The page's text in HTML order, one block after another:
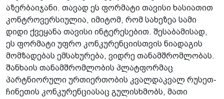
აზერბაიჯანი. თავად ეს ფორმატი თავისი ხასიათით
კონტროვერსიულია, იმიტომ, რომ სახეზეა სამი
დიდი ქვეყანა თავისი ინტერესებით. შესაბამისად,
ეს ფორმატი უფრო კონკურენციისთვის ნიადაგის
მომზადებას ემსახურება, ვიდრე თანამშრომლობას.
შანხაის თანამშრომლობის პლატფორმაც
პარტნიორული ურთიერთობის კვალდაკვალ რუსეთ-
ჩინეთის კონკურენციასაც გულისხმობს, მათი